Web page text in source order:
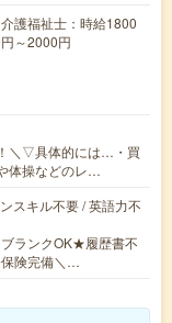
護福祉士：時給1800
～2000円
＼▽具体的には…・買
体操などのレ…
スキル不要 / 英語力不
ランクOK★履歴書不
険完備＼…